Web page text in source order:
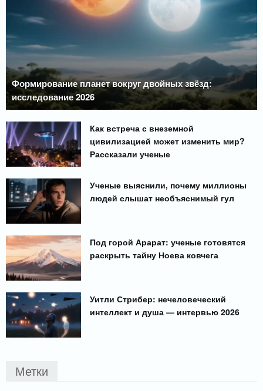
Формирование планет вокруг двойных звёзд:
исследование 2026
Как встреча с внеземной
цивилизацией может изменить мир?
Рассказали ученые
Ученые выяснили, почему миллионы
людей слышат необъяснимый гул
Под горой Арарат: ученые готовятся
раскрыть тайну Ноева ковчега
Уитли Стрибер: нечеловеческий
интеллект и душа — интервью 2026
Метки